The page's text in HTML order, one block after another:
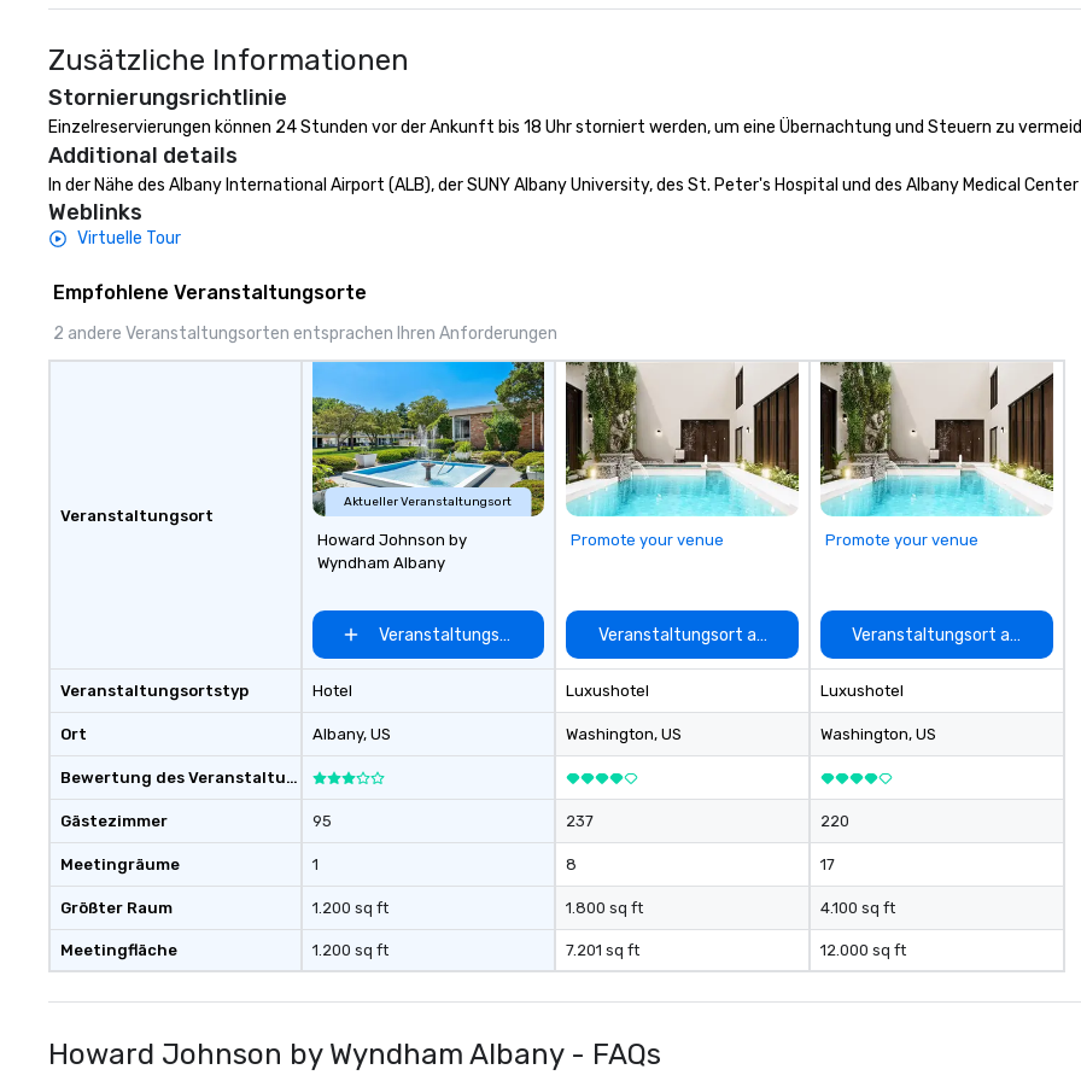
door—be it at your home, office,
Zusätzliche Informationen
Stornierungsrichtlinie
Einzelreservierungen können 24 Stunden vor der Ankunft bis 18 Uhr storniert werden, um eine Übernachtung und Steuern zu
Additional details
In der Nähe des Albany International Airport (ALB), der SUNY Albany University, des St. Peter's Hospital und des Albany Medical Center
Weblinks
Virtuelle Tour
Empfohlene Veranstaltungsorte
2 andere Veranstaltungsorten entsprachen Ihren Anforderungen
Veranstaltungsort
Veranstaltungsortstyp
Ort
Bewertung des Veranstaltungsortes
Gästezimmer
Meetingräume
Größter Raum
Meetingfläche
Aktueller Veranstaltungsort
Howard Johnson by
Wyndham Albany
Veranstaltungsort auswählen
Hotel
Albany, US
95
1
1.200 sq ft
1.200 sq ft
Promote your venue
Veranstaltungsort auswählen
Luxushotel
Washington, US
237
8
1.800 sq ft
7.201 sq ft
Promote your venue
Veranstaltungsort auswählen
Luxushotel
Washington, US
220
17
4.100 sq ft
12.000 sq ft
Howard Johnson by Wyndham Albany - FAQs